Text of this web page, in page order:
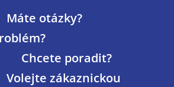
Máte otázky?
Chcete poradit?
Volejte zákaznickou